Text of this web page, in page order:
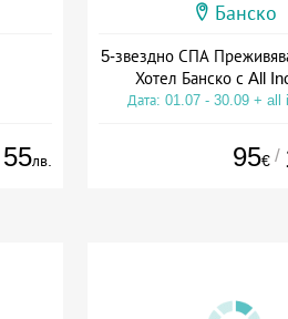
55лв.
Банско
5-звездно СПА
Хотел Банско с All
Дата: 01.07 - 30.09 + all
95€ /